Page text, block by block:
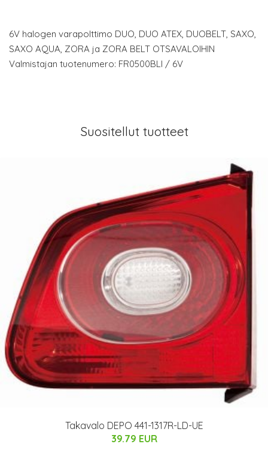
6V halogen varapolttimo DUO, DUO ATEX, DUOBELT, SAXO,
SAXO AQUA, ZORA ja ZORA BELT OTSAVALOIHIN
Valmistajan tuotenumero: FR0500BLI / 6V
Suositellut tuotteet
Takavalo DEPO 441-1317R-LD-UE
39.79 EUR